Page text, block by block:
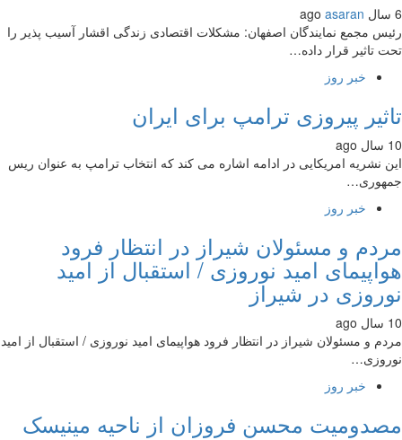
asaran
مجمع نمایندگان اصفهان: مشکلات اقتصادی زندگی اقشار آسیب پذیر را
تاثیر قرار داده…
خبر روز
پیروزی ترامپ برای ایران
نشریه امریکایی در ادامه اشاره می کند که انتخاب ترامپ به عنوان ریس
خبر روز
و مسئولان شیراز در انتظار فرود
امید نوروزی / استقبال از امید
در شیراز
و مسئولان شیراز در انتظار فرود هواپیمای امید نوروزی / استقبال از امید
خبر روز
محسن فروزان از ناحیه مینیسک